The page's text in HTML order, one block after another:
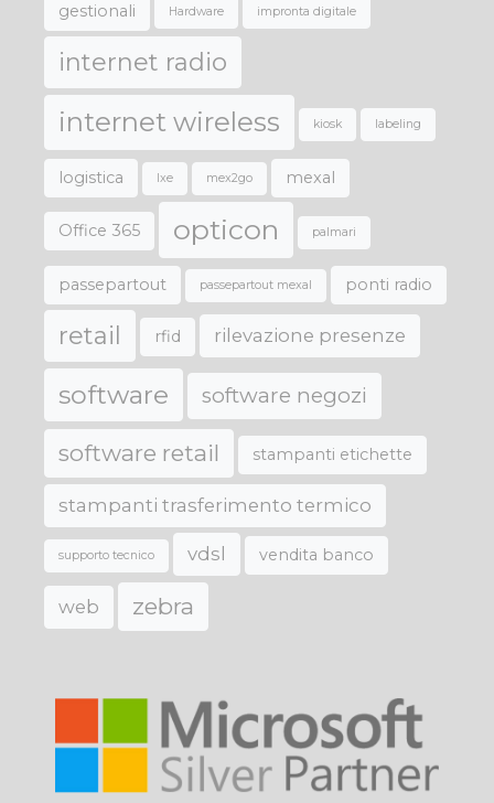
gestionali Hardware impronta digitale
internet radio
internet wireless kiosk labeling
logistica lxe mex2go mexal
Office 365 opticon palmari
passepartout passepartout mexal ponti radio
retail rfid rilevazione presenze
software software negozi
software retail stampanti etichette
stampanti trasferimento termico
supporto tecnico vdsl vendita banco
web zebra